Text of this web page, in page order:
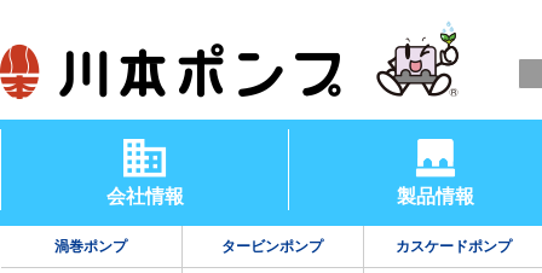
会社情報 製品情報
渦巻ポンプ タービンポンプ カスケードポンプ